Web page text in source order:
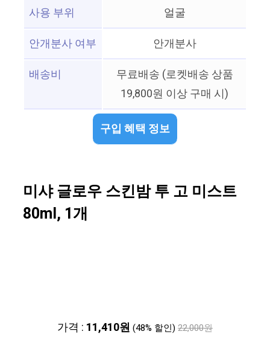
사용 부위
얼굴
안개분사 여부
안개분사
배송비
무료배송 (로켓배송 상품
19,800원 이상 구매 시)
구입 혜택 정보
미샤 글로우 스킨밤 투 고 미스트
80ml, 1개
가격 : 11,410원 (48% 할인) 22,000원